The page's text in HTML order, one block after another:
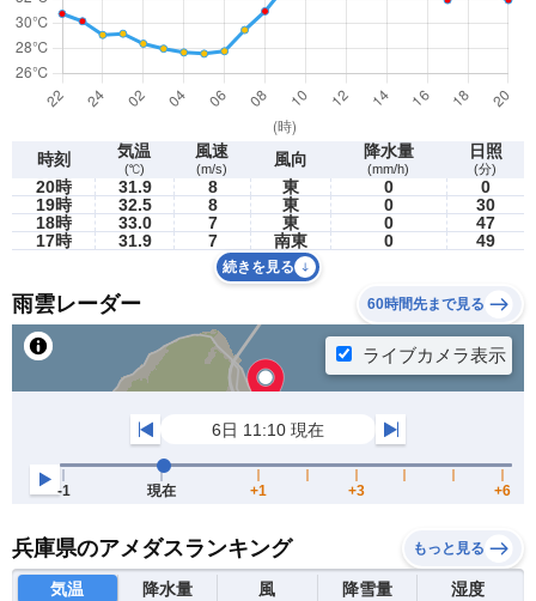
時刻 気温
(℃)
風速
(m/s) 風向 降水量
(mm/h)
日照
(分)
20時 31.9 8 東 0
0
19時
32.5 8 東 0
30
18時
33.0 7 東 0
47
17時
31.9 7 南東 0 49
続きを見る
雨雲レーダー 60時間先まで見る
兵庫県のアメダスランキング もっと見る
気温 降水量 風 降雪量 湿度